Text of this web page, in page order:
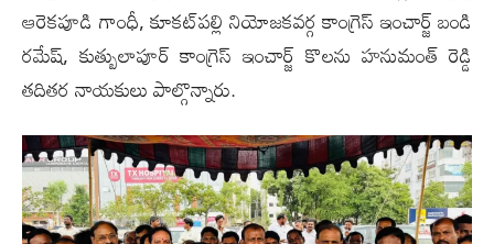
ఆరెక‌పూడి గాంధీ, కూకట్‌పల్లి నియోజకవర్గ కాంగ్రెస్ ఇంచార్జ్ బండి
ర‌మేష్‌, కుత్బులాపూర్ కాంగ్రెస్ ఇంచార్జ్ కొల‌ను హ‌నుమంత్ రెడ్డి
తదితర నాయకులు పాల్గొన్నారు.